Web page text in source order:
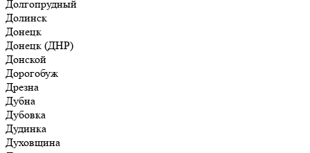
Долгопрудный
Долинск
Донецк
Донецк (ДНР)
Донской
Дорогобуж
Дрезна
Дубна
Дубовка
Дудинка
Духовщина